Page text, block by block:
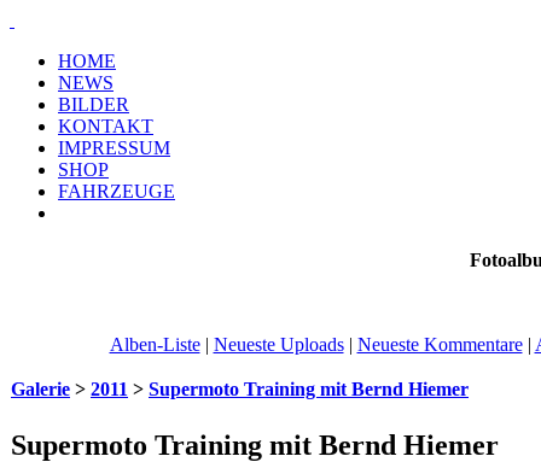
HOME
NEWS
BILDER
KONTAKT
IMPRESSUM
SHOP
FAHRZEUGE
Alben-Liste| Neueste Uploads| Neueste Kommentare|
Galerie > 2011 > Supermoto Training mit Bernd Hiemer
Supermoto Training mit Bernd Hiemer